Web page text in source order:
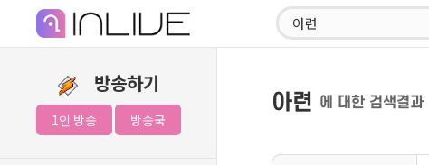
방송하기
1인 방송 방송국
아련 에 대한 검색결과